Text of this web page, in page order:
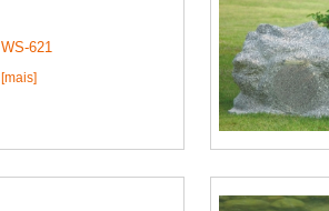
WS-621
[mais]